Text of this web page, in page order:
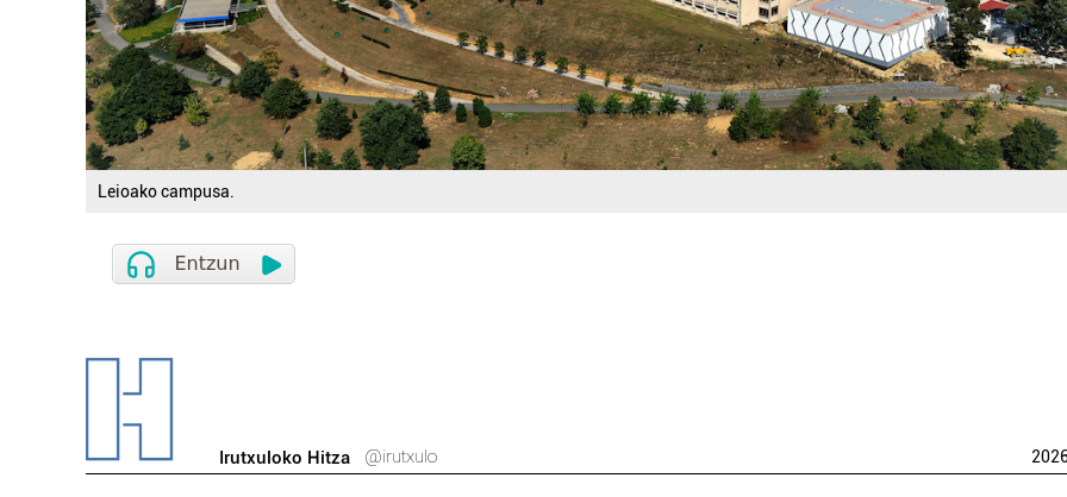
Leioako campusa.
Irutxuloko Hitza @irutxulo